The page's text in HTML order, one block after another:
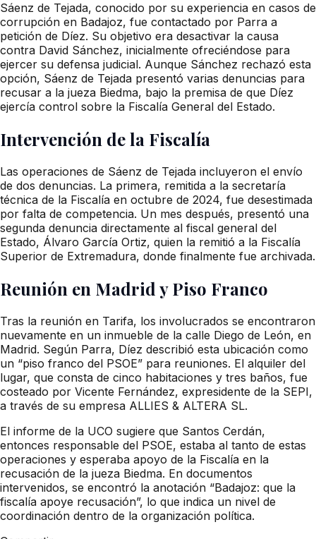
Sáenz de Tejada, conocido por su experiencia en casos de
corrupción en Badajoz, fue contactado por Parra a
petición de Díez. Su objetivo era desactivar la causa
contra David Sánchez, inicialmente ofreciéndose para
ejercer su defensa judicial. Aunque Sánchez rechazó esta
opción, Sáenz de Tejada presentó varias denuncias para
recusar a la jueza Biedma, bajo la premisa de que Díez
ejercía control sobre la Fiscalía General del Estado.
Intervención de la Fiscalía
Las operaciones de Sáenz de Tejada incluyeron el envío
de dos denuncias. La primera, remitida a la secretaría
técnica de la Fiscalía en octubre de 2024, fue desestimada
por falta de competencia. Un mes después, presentó una
segunda denuncia directamente al fiscal general del
Estado, Álvaro García Ortiz, quien la remitió a la Fiscalía
Superior de Extremadura, donde finalmente fue archivada.
Reunión en Madrid y Piso Franco
Tras la reunión en Tarifa, los involucrados se encontraron
nuevamente en un inmueble de la calle Diego de León, en
Madrid. Según Parra, Díez describió esta ubicación como
un “piso franco del PSOE” para reuniones. El alquiler del
lugar, que consta de cinco habitaciones y tres baños, fue
costeado por Vicente Fernández, expresidente de la SEPI,
a través de su empresa ALLIES & ALTERA SL.
El informe de la UCO sugiere que Santos Cerdán,
entonces responsable del PSOE, estaba al tanto de estas
operaciones y esperaba apoyo de la Fiscalía en la
recusación de la jueza Biedma. En documentos
intervenidos, se encontró la anotación “Badajoz: que la
fiscalía apoye recusación”, lo que indica un nivel de
coordinación dentro de la organización política.